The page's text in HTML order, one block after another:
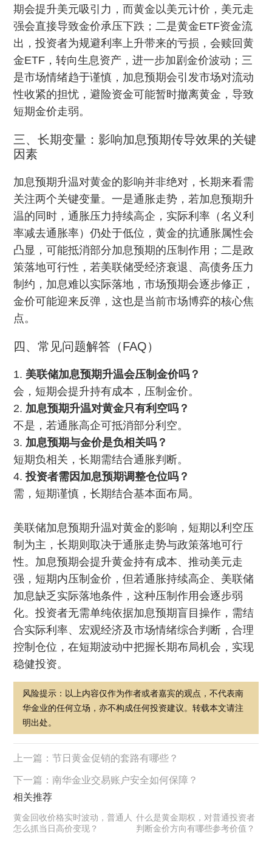
期会提升美元吸引力，而黄金以美元计价，美元走
强会直接导致金价承压下跌；二是黄金ETF资金流
出，投资者为规避利率上升带来的亏损，会赎回黄
金ETF，转向生息资产，进一步加剧金价波动；三
是市场情绪趋于谨慎，加息预期会引发市场对流动
性收紧的担忧，避险资金可能暂时撤离黄金，导致
短期金价走弱。
三、长期变量：影响加息预期传导效果的关键
因素
加息预期升温对黄金的影响并非绝对，长期来看需
关注两个关键变量。一是通胀走势，若加息预期升
温的同时，通胀压力持续高企，实际利率（名义利
率减去通胀率）仍处于低位，黄金的抗通胀属性会
凸显，可能抵消部分加息预期的压制作用；二是政
策落地可行性，若美联储受经济衰退、高债务压力
制约，加息难以实际落地，市场预期会逐步修正，
金价可能迎来反弹，这也是当前市场博弈的核心焦
点。
四、常见问题解答（FAQ）
1. 美联储加息预期升温会压制金价吗？
会，短期会提升持有成本，压制金价。
2. 加息预期升温对黄金只有利空吗？
不是，若通胀高企可抵消部分利空。
3. 加息预期与金价是负相关吗？
短期负相关，长期需结合通胀判断。
4.投资者需因加息预期调整仓位吗？
需，短期谨慎，长期结合基本面布局。
美联储加息预期升温对黄金的影响，短期以利空压
制为主，长期则取决于通胀走势与政策落地可行
性。加息预期会提升黄金持有成本、推动美元走
强，短期内压制金价，但若通胀持续高企、美联储
加息缺乏实际落地条件，这种压制作用会逐步弱
化。投资者无需单纯依据加息预期盲目操作，需结
合实际利率、宏观经济及市场情绪综合判断，合理
控制仓位，在短期波动中把握长期布局机会，实现
稳健投资。
风险提示：以上内容仅作为作者或者嘉宾的观点，不代表南
华金业的任何立场，亦不构成任何投资建议。转载本文请注
明出处。
上一篇：节日黄金促销的套路有哪些？
下一篇：南华金业交易账户安全如何保障？
相关推荐
黄金回收价格实时波动，普通人
怎么抓当日高价变现？
什么是黄金期权，对普通投资者
判断金价方向有哪些参考价值？